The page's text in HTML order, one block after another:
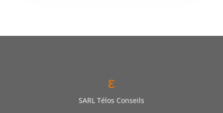
ε
SARL Télos Conseils